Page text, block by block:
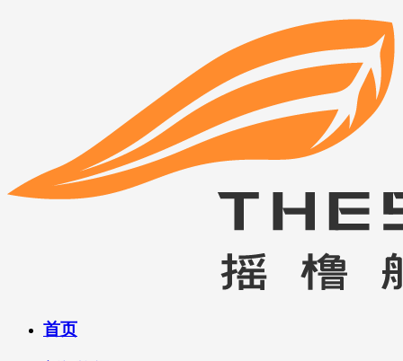
首页